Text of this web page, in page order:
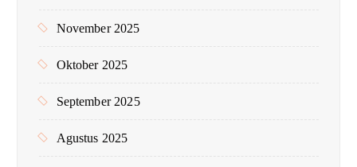
November 2025
Oktober 2025
September 2025
Agustus 2025